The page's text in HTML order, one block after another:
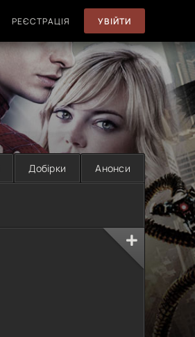
РЕЄСТРАЦІЯ УВІЙТИ
Добірки Анонси